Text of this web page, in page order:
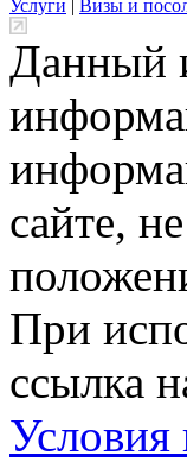
Услуги | Визы и
Данный
сайте,
При
ссылка
Условия